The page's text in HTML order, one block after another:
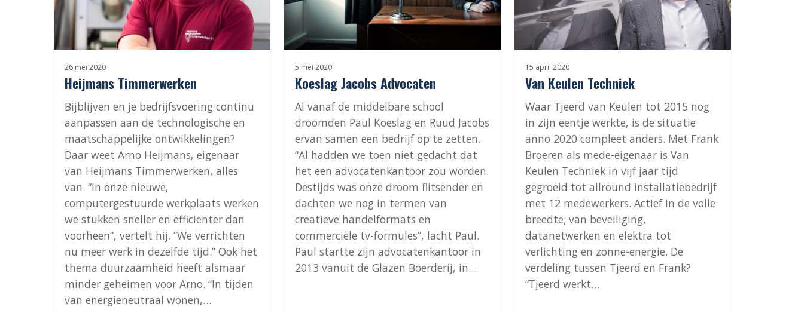
26 mei 2020
Heijmans Timmerwerken
Bijblijven en je bedrijfsvoering continu
aanpassen aan de technologische en
maatschappelijke ontwikkelingen?
Daar weet Arno Heijmans, eigenaar
van Heijmans Timmerwerken, alles
van. “In onze nieuwe,
computergestuurde werkplaats werken
we stukken sneller en efficiënter dan
voorheen”, vertelt hij. “We verrichten
nu meer werk in dezelfde tijd.” Ook het
thema duurzaamheid heeft alsmaar
minder geheimen voor Arno. “In tijden
van energieneutraal wonen,…
5 mei 2020
Koeslag Jacobs Advocaten
Al vanaf de middelbare school
droomden Paul Koeslag en Ruud Jacobs
ervan samen een bedrijf op te zetten.
“Al hadden we toen niet gedacht dat
het een advocatenkantoor zou worden.
Destijds was onze droom flitsender en
dachten we nog in termen van
creatieve handelformats en
commerciële tv-formules”, lacht Paul.
Paul startte zijn advocatenkantoor in
2013 vanuit de Glazen Boerderij, in…
15 april 2020
Van Keulen Techniek
Waar Tjeerd van Keulen tot 2015 nog
in zijn eentje werkte, is de situatie
anno 2020 compleet anders. Met Frank
Broeren als mede-eigenaar is Van
Keulen Techniek in vijf jaar tijd
gegroeid tot allround installatiebedrijf
met 12 medewerkers. Actief in de volle
breedte; van beveiliging,
datanetwerken en elektra tot
verlichting en zonne-energie. De
verdeling tussen Tjeerd en Frank?
“Tjeerd werkt…